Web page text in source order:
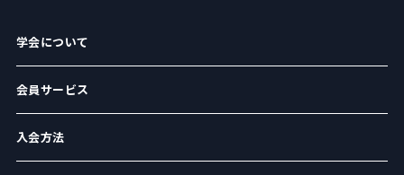
学会について
会員サービス
入会方法